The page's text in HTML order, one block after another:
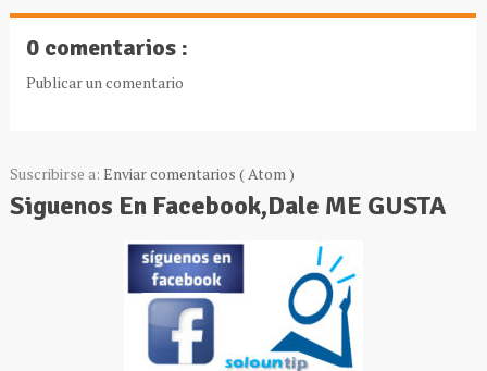
0 comentarios :
Publicar un comentario
Suscribirse a: Enviar comentarios ( Atom )
Siguenos En Facebook,Dale ME GUSTA